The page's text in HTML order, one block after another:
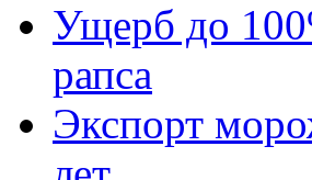
Ущерб до
рапса
Экспорт